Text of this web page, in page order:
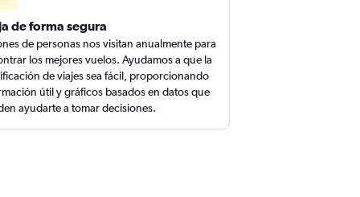
de forma segura
de personas nos visitan anualmente para
los mejores vuelos. Ayudamos a que la
de viajes sea fácil, proporcionando
útil y gráficos basados en datos que
ayudarte a tomar decisiones.